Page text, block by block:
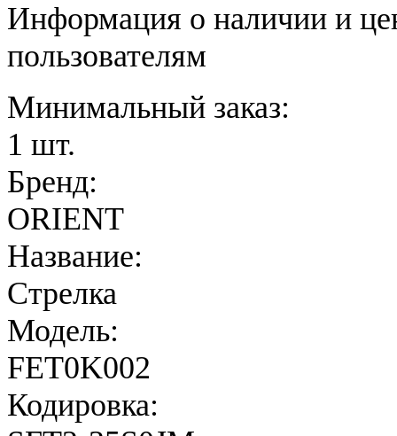
Информация о наличии и
пользователям
Минимальный заказ:
1 шт.
Бренд:
ORIENT
Название:
Стрелка
Модель:
FET0K002
Кодировка: